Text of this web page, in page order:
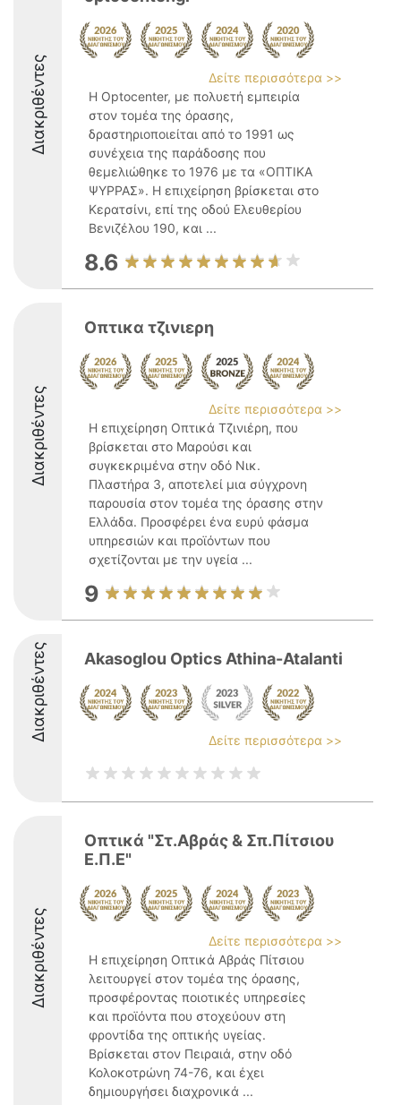
Διακριθέντες
Δείτε περισσότερα >>
Η Optocenter, με πολυετή εμπειρία
στον τομέα της όρασης,
δραστηριοποιείται από το 1991 ως
συνέχεια της παράδοσης που
θεμελιώθηκε το 1976 με τα «ΟΠΤΙΚΑ
ΨΥΡΡΑΣ». Η επιχείρηση βρίσκεται στο
Κερατσίνι, επί της οδού Ελευθερίου
Βενιζέλου 190, και ...
8.6
Διακριθέντες
Οπτικα τζινιερη
Δείτε περισσότερα >>
Η επιχείρηση Οπτικά Τζινιέρη, που
βρίσκεται στο Μαρούσι και
συγκεκριμένα στην οδό Νικ.
Πλαστήρα 3, αποτελεί μια σύγχρονη
παρουσία στον τομέα της όρασης στην
Ελλάδα. Προσφέρει ένα ευρύ φάσμα
υπηρεσιών και προϊόντων που
σχετίζονται με την υγεία ...
9
Διακριθέντες Akasoglou Optics Athina-Atalanti
Δείτε περισσότερα >>
Διακριθέντες
Οπτικά "Στ.Αβράς & Σπ.Πίτσιου
Ε.Π.E"
Δείτε περισσότερα >>
Η επιχείρηση Οπτικά Αβράς Πίτσιου
λειτουργεί στον τομέα της όρασης,
προσφέροντας ποιοτικές υπηρεσίες
και προϊόντα που στοχεύουν στη
φροντίδα της οπτικής υγείας.
Βρίσκεται στον Πειραιά, στην οδό
Κολοκοτρώνη 74-76, και έχει
δημιουργήσει διαχρονικά ...